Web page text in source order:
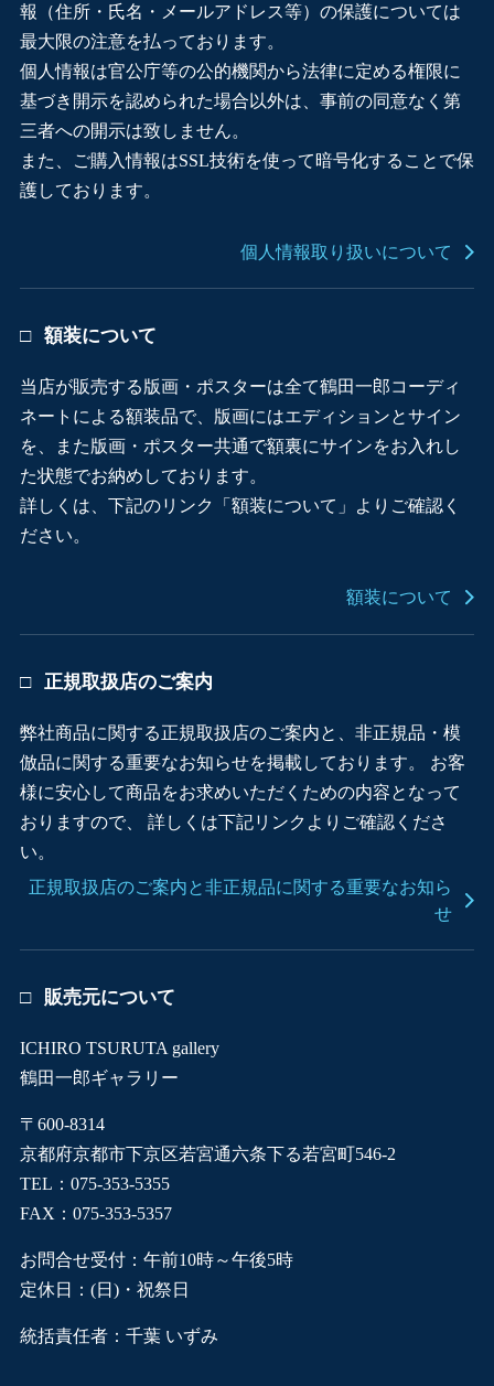
報（住所・氏名・メールアドレス等）の保護については
最大限の注意を払っております。
個人情報は官公庁等の公的機関から法律に定める権限に
基づき開示を認められた場合以外は、事前の同意なく第
三者への開示は致しません。
また、ご購入情報はSSL技術を使って暗号化することで保
護しております。
個人情報取り扱いについて
額装について
当店が販売する版画・ポスターは全て鶴田一郎コーディ
ネートによる額装品で、版画にはエディションとサイン
を、また版画・ポスター共通で額裏にサインをお入れし
た状態でお納めしております。
詳しくは、下記のリンク「額装について」よりご確認く
ださい。
額装について
正規取扱店のご案内
弊社商品に関する正規取扱店のご案内と、非正規品・模
倣品に関する重要なお知らせを掲載しております。 お客
様に安心して商品をお求めいただくための内容となって
おりますので、 詳しくは下記リンクよりご確認くださ
い。
正規取扱店のご案内と非正規品に関する重要なお知ら
せ
販売元について
ICHIRO TSURUTA gallery
鶴田一郎ギャラリー
〒600-8314
京都府京都市下京区若宮通六条下る若宮町546-2
TEL：075-353-5355
FAX：075-353-5357
お問合せ受付：午前10時～午後5時
定休日：(日)・祝祭日
統括責任者：千葉 いずみ